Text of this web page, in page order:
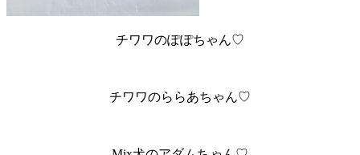
チワワのぽぽちゃん♡
チワワのららあちゃん♡